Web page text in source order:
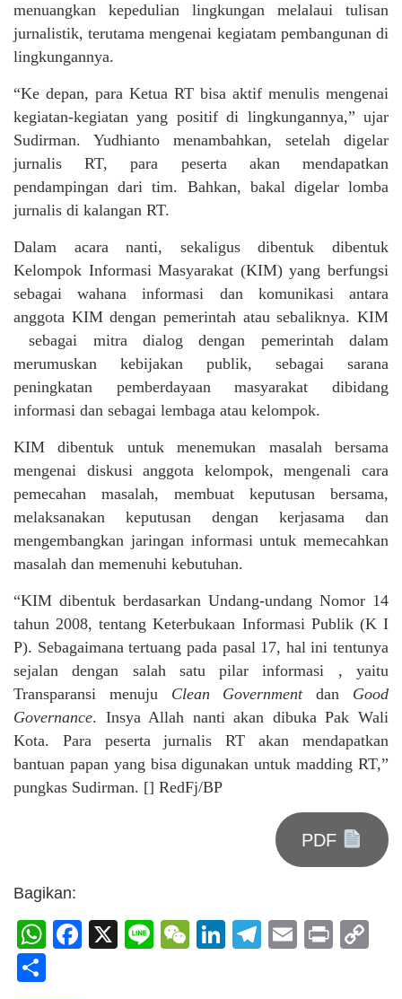
menuangkan kepedulian lingkungan melalaui tulisan
jurnalistik, terutama mengenai kegiatam pembangunan di
lingkungannya.
“Ke depan, para Ketua RT bisa aktif menulis mengenai
kegiatan-kegiatan yang positif di lingkungannya,” ujar
Sudirman. Yudhianto menambahkan, setelah digelar
jurnalis RT, para peserta akan mendapatkan
pendampingan dari tim. Bahkan, bakal digelar lomba
jurnalis di kalangan RT.
Dalam acara nanti, sekaligus dibentuk dibentuk
Kelompok Informasi Masyarakat (KIM) yang berfungsi
sebagai wahana informasi dan komunikasi antara
anggota KIM dengan pemerintah atau sebaliknya. KIM
sebagai mitra dialog dengan pemerintah dalam
merumuskan kebijakan publik, sebagai sarana
peningkatan pemberdayaan masyarakat dibidang
informasi dan sebagai lembaga atau kelompok.
KIM dibentuk untuk menemukan masalah bersama
mengenai diskusi anggota kelompok, mengenali cara
pemecahan masalah, membuat keputusan bersama,
melaksanakan keputusan dengan kerjasama dan
mengembangkan jaringan informasi untuk memecahkan
masalah dan memenuhi kebutuhan.
“KIM dibentuk berdasarkan Undang-undang Nomor 14
tahun 2008, tentang Keterbukaan Informasi Publik (K I
P). Sebagaimana tertuang pada pasal 17, hal ini tentunya
sejalan dengan salah satu pilar informasi , yaitu
Transparansi menuju Clean Governmentdan Good
Governance. Insya Allah nanti akan dibuka Pak Wali
Kota. Para peserta jurnalis RT akan mendapatkan
bantuan papan yang bisa digunakan untuk madding RT,”
pungkas Sudirman. [] RedFj/BP
PDF
Bagikan:
WhatsApp
Facebook
X LineWeChat
LinkedIn
Telegram
Email
Print